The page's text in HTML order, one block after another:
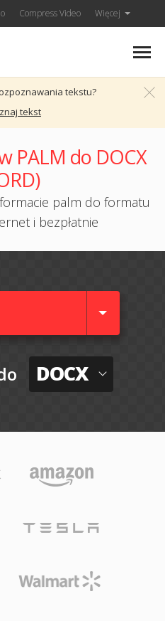
Compress Video Więcej
tekstu?
tekst
PALM do DOCX
palm do formatu
i bezpłatnie
DOCX